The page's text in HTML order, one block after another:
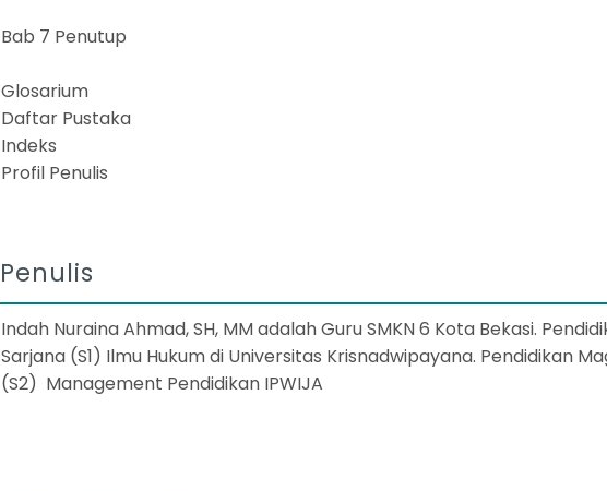
Bab 7 Penutup
Glosarium
Daftar Pustaka
Indeks
Profil Penulis
Penulis
Indah Nuraina Ahmad, SH, MM adalah Guru SMKN 6 Kota Bekasi.
Sarjana (S1) Ilmu Hukum di Universitas Krisnadwipayana. Pendidikan
(S2) Management Pendidikan IPWIJA